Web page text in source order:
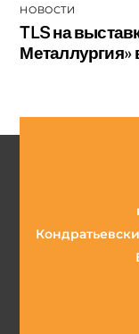
НОВОСТИ
TLS на
Металлургия»